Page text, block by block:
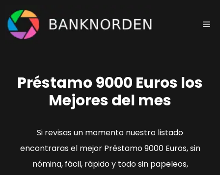
Saltar
contenido
Préstamo 9000 Euros los
Mejores del mes
Si revisas un momento nuestro listado
encontraras el mejor Préstamo 9000 Euros, sin
nómina, fácil, rápido y todo sin papeleos,